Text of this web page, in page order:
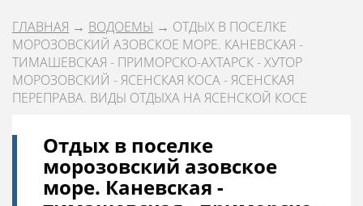
ГЛАВНАЯ → ВОДОЕМЫ → ОТДЫХ В ПОСЕЛКЕ
МОРОЗОВСКИЙ АЗОВСКОЕ МОРЕ. КАНЕВСКАЯ -
ТИМАШЕВСКАЯ - ПРИМОРСКО-АХТАРСК - ХУТОР
МОРОЗОВСКИЙ - ЯСЕНСКАЯ КОСА - ЯСЕНСКАЯ
ПЕРЕПРАВА. ВИДЫ ОТДЫХА НА ЯСЕНСКОЙ КОСЕ
Отдых в поселке
морозовский азовское
море. Каневская -